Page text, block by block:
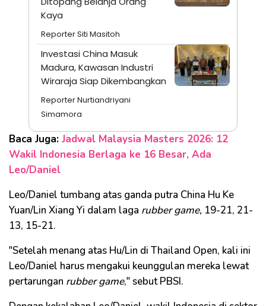
Kaya
Reporter Siti Masitoh
Investasi China Masuk
Madura, Kawasan Industri
Wiraraja Siap Dikembangkan
Reporter Nurtiandriyani
Simamora
Baca Juga: Jadwal Malaysia Masters 2026: 12
Wakil Indonesia Berlaga ke 16 Besar, Ada
Leo/Daniel
Leo/Daniel tumbang atas ganda putra China Hu Ke
Yuan/Lin Xiang Yi dalam laga rubber game, 19-21, 21-
13, 15-21.
"Setelah menang atas Hu/Lin di Thailand Open, kali ini
Leo/Daniel harus mengakui keunggulan mereka lewat
pertarungan rubber game," sebut PBSI.